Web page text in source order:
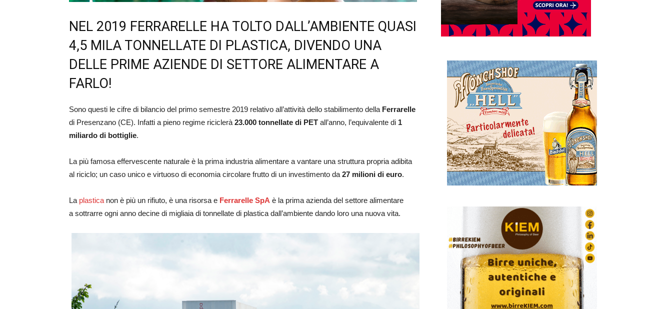
NEL 2019 FERRARELLE HA TOLTO DALL’AMBIENTE QUASI
4,5 MILA TONNELLATE DI PLASTICA, DIVENDO UNA
DELLE PRIME AZIENDE DI SETTORE ALIMENTARE A
FARLO!
Sono questi le cifre di bilancio del primo semestre 2019 relativo all’attività dello stabilimento della Ferrarelle
di Presenzano (CE). Infatti a pieno regime riciclerà 23.000 tonnellate di PET all’anno, l’equivalente di 1
miliardo di bottiglie.
La più famosa effervescente naturale è la prima industria alimentare a vantare una struttura propria adibita
al riciclo; un caso unico e virtuoso di economia circolare frutto di un investimento da 27 milioni di euro.
La plastica non è più un rifiuto, è una risorsa e Ferrarelle SpA è la prima azienda del settore alimentare
a sottrarre ogni anno decine di migliaia di tonnellate di plastica dall’ambiente dando loro una nuova vita.